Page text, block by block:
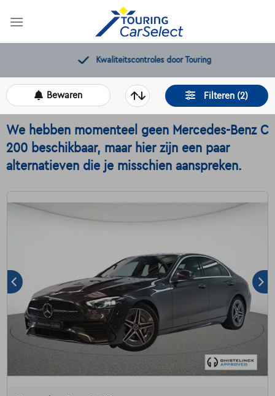
Kwaliteitscontroles door Touring
Filteren (2)
Bewaren
We hebben momenteel geen Mercedes-Benz C
200 beschikbaar, maar hier zijn een paar
alternatieven die je misschien aanspreken.